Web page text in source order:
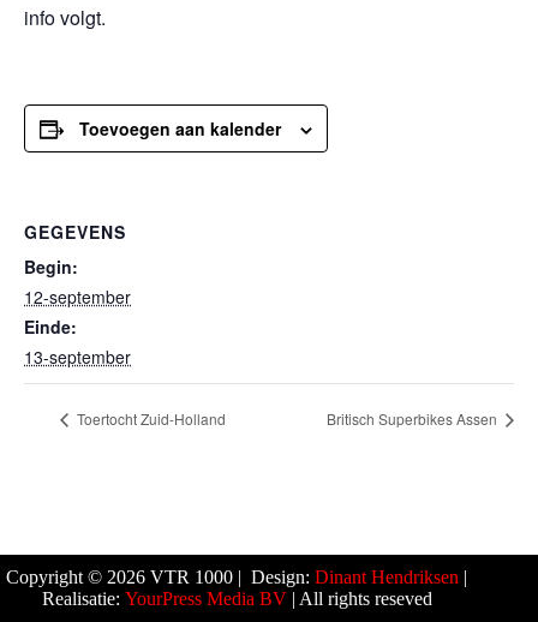
info volgt.
Toevoegen aan kalender
GEGEVENS
Begin:
12-september
Einde:
13-september
Toertocht Zuid-Holland Britisch Superbikes Assen
Copyright © 2026 VTR 1000 | Design:Dinant Hendriksen |
Realisatie: YourPress Media BV| All rights reseved